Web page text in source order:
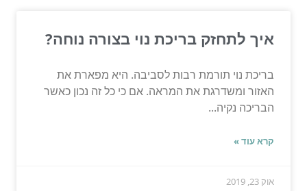
איך לתחזק בריכת נוי בצורה נוחה?
בריכת נוי תורמת רבות לסביבה. היא מפארת את
האזור ומשדרגת את המראה. אם כי כל זה נכון כאשר
הבריכה נקיה...
קרא עוד »
אוק 23, 2019